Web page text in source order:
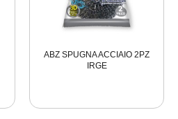
ABZ SPUGNA ACCIAIO 2PZ
IRGE